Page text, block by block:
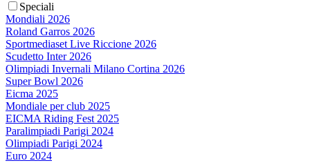
Speciali
Mondiali 2026
Roland Garros 2026
Sportmediaset Live Riccione 2026
Scudetto Inter 2026
Olimpiadi Invernali Milano Cortina 2026
Super Bowl 2026
Eicma 2025
Mondiale per club 2025
EICMA Riding Fest 2025
Paralimpiadi Parigi 2024
Olimpiadi Parigi 2024
Euro 2024